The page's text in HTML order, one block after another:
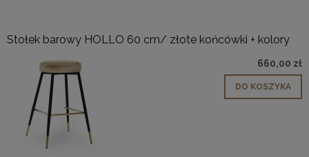
Stołek barowy HOLLO 60 cm/ złote końcówki + kolory
660,00 zł
DO KOSZYKA